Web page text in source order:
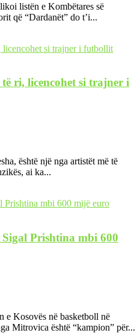
listën e Kombëtares së
që “Dardanët” do t’i...
ri, licencohet si trajner i
është një nga artistët më të
ai ka...
Prishtina mbi 600
e Kosovës në basketboll në
Mitrovica është “kampion” për...